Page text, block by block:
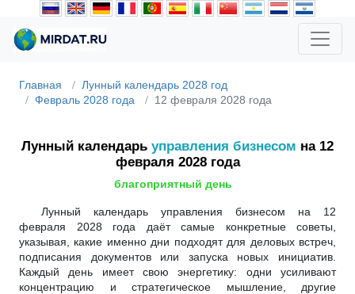
Главная
Лунный календарь 2028 год
Февраль 2028 года
12 февраля 2028 года
Лунный календарь управления бизнесом на 12
февраля 2028 года
благоприятный день
Лунный календарь управления бизнесом на 12
февраля 2028 года даёт самые конкретные советы,
указывая, какие именно дни подходят для деловых встреч,
подписания документов или запуска новых инициатив.
Каждый день имеет свою энергетику: одни усиливают
концентрацию и стратегическое мышление, другие